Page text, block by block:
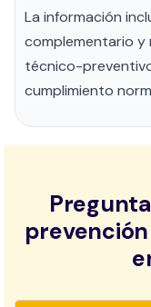
La información
complementario y
técnico-
cumplimiento